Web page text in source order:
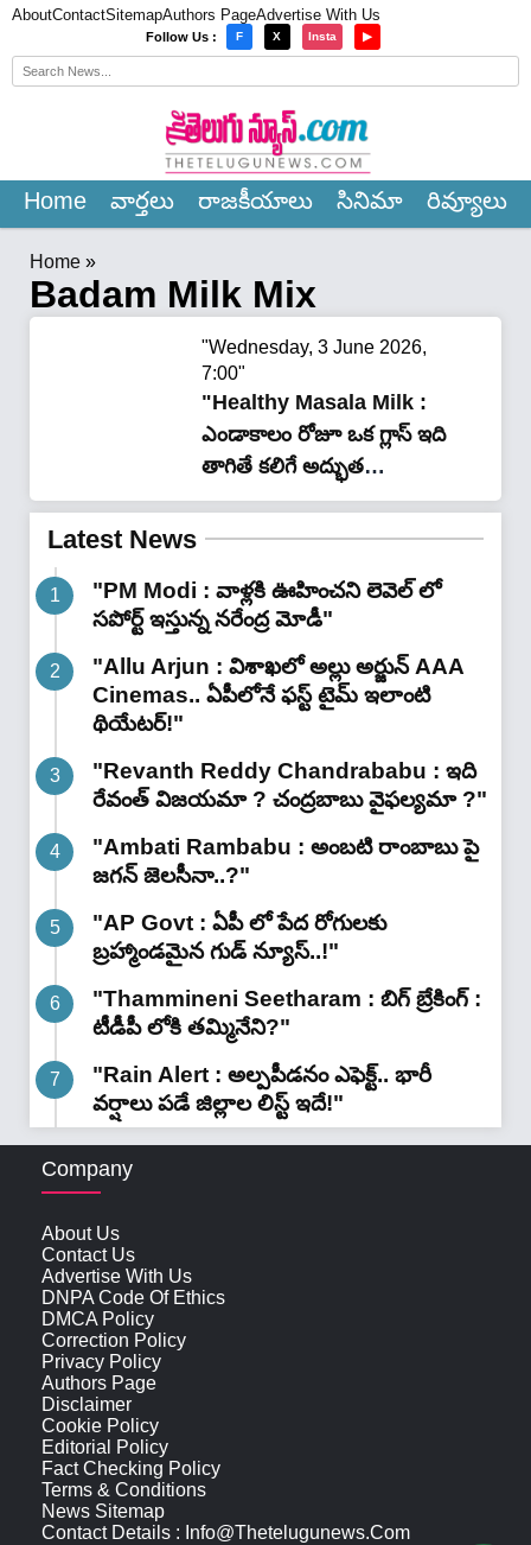
AboutContactSitemapAuthors PageAdvertise With Us
Follow Us : F X Insta ▶
Home వార్త‌లు రాజ‌కీయాలు సినిమా రివ్యూలు
Home »
Badam Milk Mix
"Wednesday, 3 June 2026,
7:00"
"Healthy Masala Milk :
ఎండాకాలం రోజూ ఒక గ్లాస్ ఇది
తాగితే కలిగే అద్భుత
ప్రయోజనాలు..!"
Latest News
"PM Modi : వాళ్లకి ఊహించని లెవెల్ లో
సపోర్ట్ ఇస్తున్న నరేంద్ర మోడీ"
"Allu Arjun : విశాఖలో అల్లు అర్జున్ AAA
Cinemas.. ఏపీలోనే ఫస్ట్ టైమ్ ఇలాంటి
థియేటర్!"
"Revanth Reddy Chandrababu : ఇది
రేవంత్ విజయమా ? చంద్రబాబు వైఫల్యమా ?"
"Ambati Rambabu : అంబటి రాంబాబు పై
జగన్ జెలసీనా..?"
"AP Govt : ఏపీ లో పేద రోగులకు
బ్రహ్మాండమైన గుడ్ న్యూస్..!"
"Thammineni Seetharam : బిగ్ బ్రేకింగ్ :
టీడీపీ లోకి తమ్మినేని?"
"Rain Alert : అల్పపీడనం ఎఫెక్ట్.. భారీ
వర్షాలు పడే జిల్లాల లిస్ట్ ఇదే!"
Company
About Us
Contact Us
Advertise With Us
DNPA Code Of Ethics
DMCA Policy
Correction Policy
Privacy Policy
Authors Page
Disclaimer
Cookie Policy
Editorial Policy
Fact Checking Policy
Terms & Conditions
News Sitemap
Contact Details : Info@thetelugunews.com